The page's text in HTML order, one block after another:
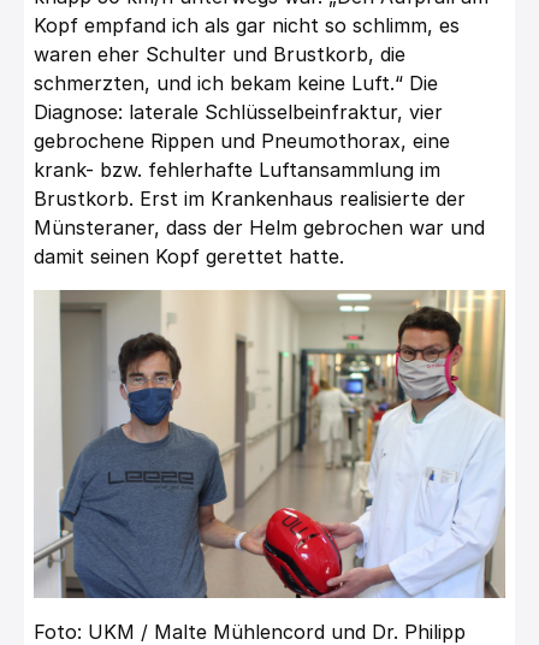
Kopf empfand ich als gar nicht so schlimm, es
waren eher Schulter und Brustkorb, die
schmerzten, und ich bekam keine Luft.“ Die
Diagnose: laterale Schlüsselbeinfraktur, vier
gebrochene Rippen und Pneumothorax, eine
krank- bzw. fehlerhafte Luftansammlung im
Brustkorb. Erst im Krankenhaus realisierte der
Münsteraner, dass der Helm gebrochen war und
damit seinen Kopf gerettet hatte.
Foto: UKM / Malte Mühlencord und Dr. Philipp